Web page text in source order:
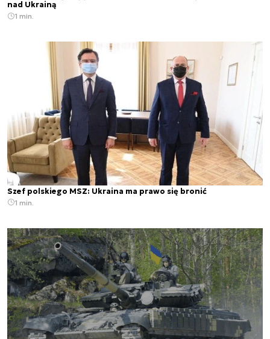
nad Ukrainą
1 min.
Szef polskiego MSZ: Ukraina ma prawo się bronić
1 min.